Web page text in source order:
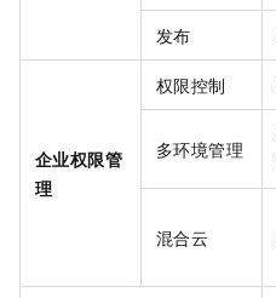
发布
企业权限管
理
权限控制
多环境管理
混合云